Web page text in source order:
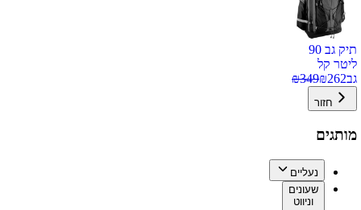
תיק גב 90
ליטר קל
גב
₪262
₪349
חזור
מותגים
נעליים
שעונים
וניווט